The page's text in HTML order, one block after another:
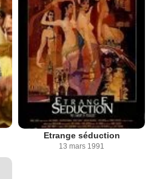
Etrange séduction
13 mars 1991